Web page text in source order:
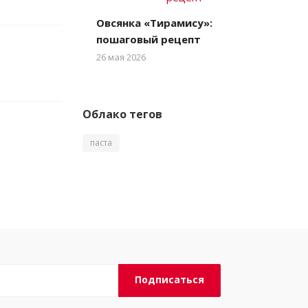
Овсянка «Тирамису»:
пошаговый рецепт
26 мая 2026
Облако тегов
паста